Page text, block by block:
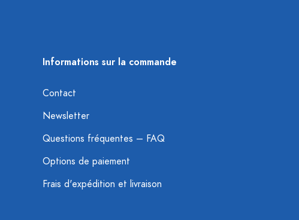
Informations sur la commande
Contact
Newsletter
Questions fréquentes – FAQ
Options de paiement
Frais d'expédition et livraison